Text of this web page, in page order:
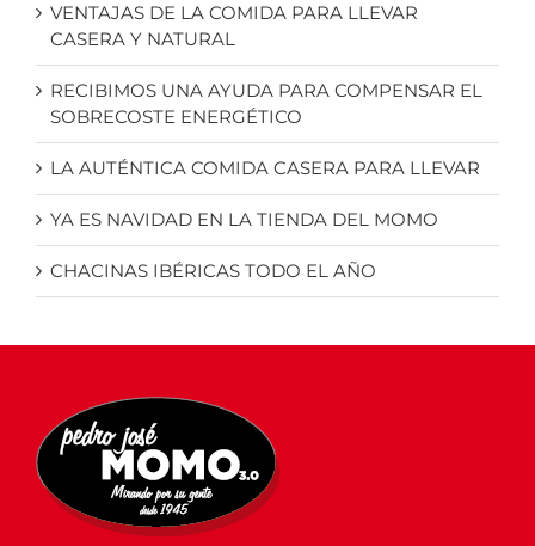
VENTAJAS DE LA COMIDA PARA LLEVAR
CASERA Y NATURAL
RECIBIMOS UNA AYUDA PARA COMPENSAR EL
SOBRECOSTE ENERGÉTICO
LA AUTÉNTICA COMIDA CASERA PARA LLEVAR
YA ES NAVIDAD EN LA TIENDA DEL MOMO
CHACINAS IBÉRICAS TODO EL AÑO